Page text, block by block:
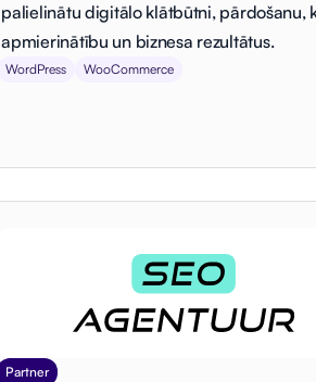
palielinātu digitālo klātbūtni, pārdošanu,
apmierinātību un biznesa rezultātus.
WordPress WooCommerce
Partner